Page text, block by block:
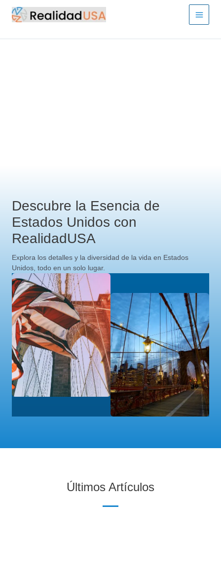
Descubre la Esencia de
Estados Unidos con
RealidadUSA
Explora los detalles y la diversidad de la vida en Estados
Unidos, todo en un solo lugar.
Últimos Artículos